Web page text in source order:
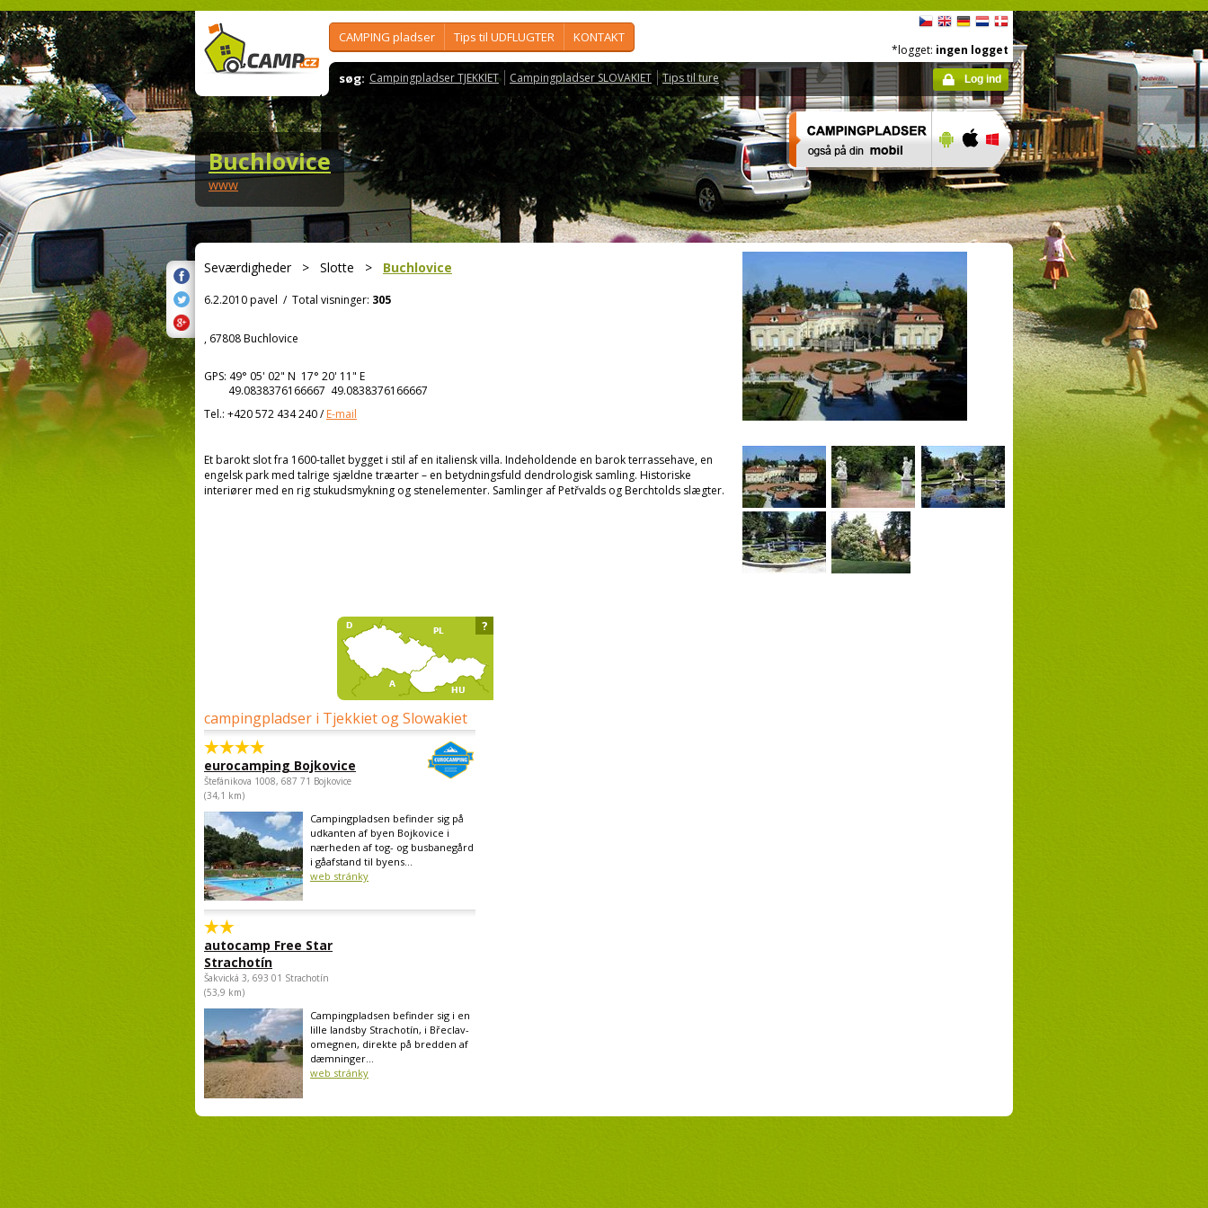
CAMPING pladser Tips til UDFLUGTER KONTAKT
søg: Campingpladser TJEKKIET Campingpladser SLOVAKIET Tips til ture
*logget: ingen logget
Log ind
Buchlovice
www
Seværdigheder> Slotte > Buchlovice
6.2.2010 pavel / Total visninger: 305
, 67808 Buchlovice
GPS: 49° 05' 02" N 17° 20' 11" E
49.0838376166667 49.0838376166667
Tel.: +420 572 434 240/E-mail
Et barokt slot fra 1600-tallet bygget i stil af en italiensk villa. Indeholdende en barok terrassehave, en
engelsk park med talrige sjældne træarter – en betydningsfuld dendrologisk samling. Historiske
interiører med en rig stukudsmykning og stenelementer. Samlinger af Petřvalds og Berchtolds slægter.
campingpladser i Tjekkiet og Slowakiet
eurocamping Bojkovice
Štefánikova 1008, 687 71 Bojkovice
(34,1 km)
Campingpladsen befinder sig på
udkanten af byen Bojkovice i
nærheden af tog- og busbanegård
i gåafstand til byens...
web stránky
autocamp Free Star
Strachotín
Šakvická 3, 693 01 Strachotín
(53,9 km)
Campingpladsen befinder sig i en
lille landsby Strachotín, i Břeclav-
omegnen, direkte på bredden af
dæmninger...
web stránky
?